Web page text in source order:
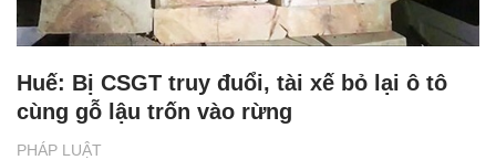
PHÁP LUẬT
Huế: Bị CSGT truy đuổi, tài xế bỏ lại ô tô
cùng gỗ lậu trốn vào rừng